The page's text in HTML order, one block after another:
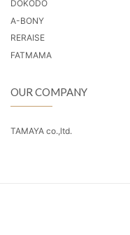
DOKODO
A-BONY
RERAISE
FATMAMA
OUR COMPANY
TAMAYA co.,ltd.